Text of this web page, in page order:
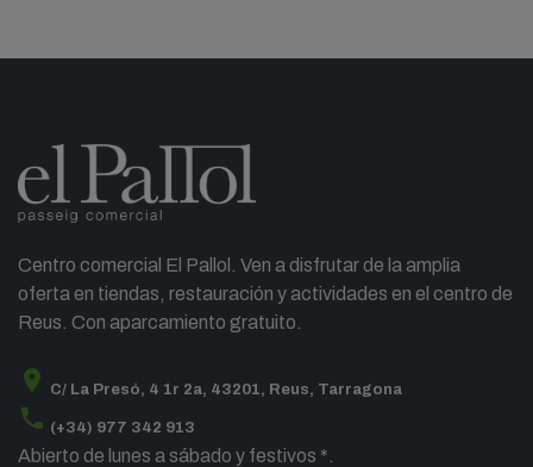
Centro comercial El Pallol. Ven a disfrutar de la amplia
oferta en tiendas, restauración y actividades en el centro de
Reus. Con aparcamiento gratuito.
location_on C/ La Presó, 4 1r 2a, 43201, Reus, Tarragona
phone (+34) 977 342 913
Abierto de lunes a sábado y festivos *.